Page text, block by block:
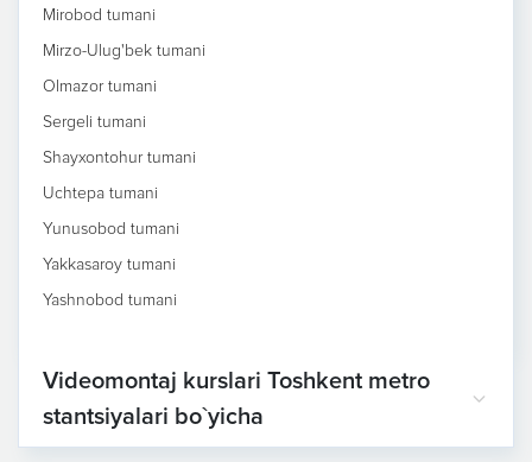
Mirobod tumani
Mirzo-Ulug'bek tumani
Olmazor tumani
Sergeli tumani
Shayxontohur tumani
Uchtepa tumani
Yunusobod tumani
Yakkasaroy tumani
Yashnobod tumani
Videomontaj kurslari Toshkent metro
stantsiyalari bo`yicha